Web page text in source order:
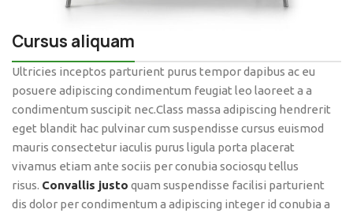
Cursus aliquam
Ultricies inceptos parturient purus tempor dapibus ac eu
posuere adipiscing condimentum feugiat leo laoreet a a
condimentum suscipit nec.Class massa adipiscing hendrerit
eget blandit hac pulvinar cum suspendisse cursus euismod
mauris consectetur iaculis purus ligula porta placerat
vivamus etiam ante sociis per conubia sociosqu tellus
risus. Convallis justo quam suspendisse facilisi parturient
dis dolor per condimentum a adipiscing integer id conubia a